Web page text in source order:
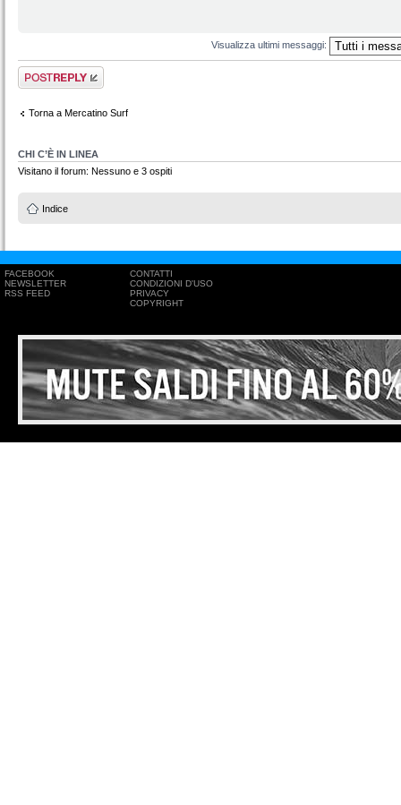
Visualizza ultimi messaggi:
Rispondi al
messaggio
Torna a Mercatino Surf
CHI C’È IN LINEA
Visitano il forum: Nessuno e 3 ospiti
Indice
FACEBOOK
NEWSLETTER
RSS FEED
CONTATTI
CONDIZIONI D'USO
PRIVACY
COPYRIGHT